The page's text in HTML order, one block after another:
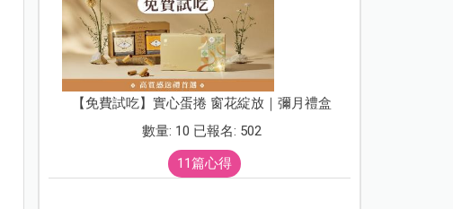
【免費試吃】實心蛋捲 窗花綻放｜彌月禮盒
數量: 10 已報名: 502
11篇心得